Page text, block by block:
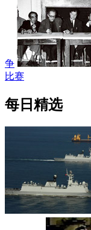
争
比赛
每日精选